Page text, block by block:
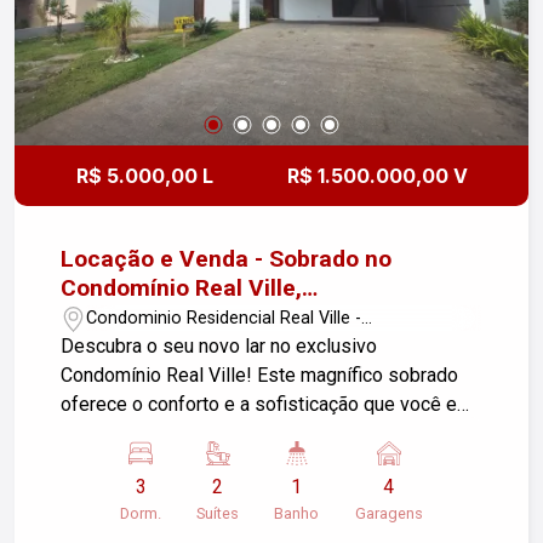
pessoalmente um apartamento que reúne
localização privilegiada, excelente distribuição
dos ambientes e um padrão de qualidade que faz
toda a diferença.
R$ 5.000,00 L R$ 1.500.000,00 V
Locação e Venda - Sobrado no
Condomínio Real Ville,
Pindamonhangaba/SP
Condominio Residencial Real Ville -
Pindamonhangaba/SP
Descubra o seu novo lar no exclusivo
Condomínio Real Ville! Este magnífico sobrado
oferece o conforto e a sofisticação que você e
de 341,49 m² e terreno de 453,00 m², esta
residência é perfeita para quem busca espaço e
qualidade de vida. Características do Imóvel: -
3
Dorm.
2
Suítes
1
Banho
4
Garagens